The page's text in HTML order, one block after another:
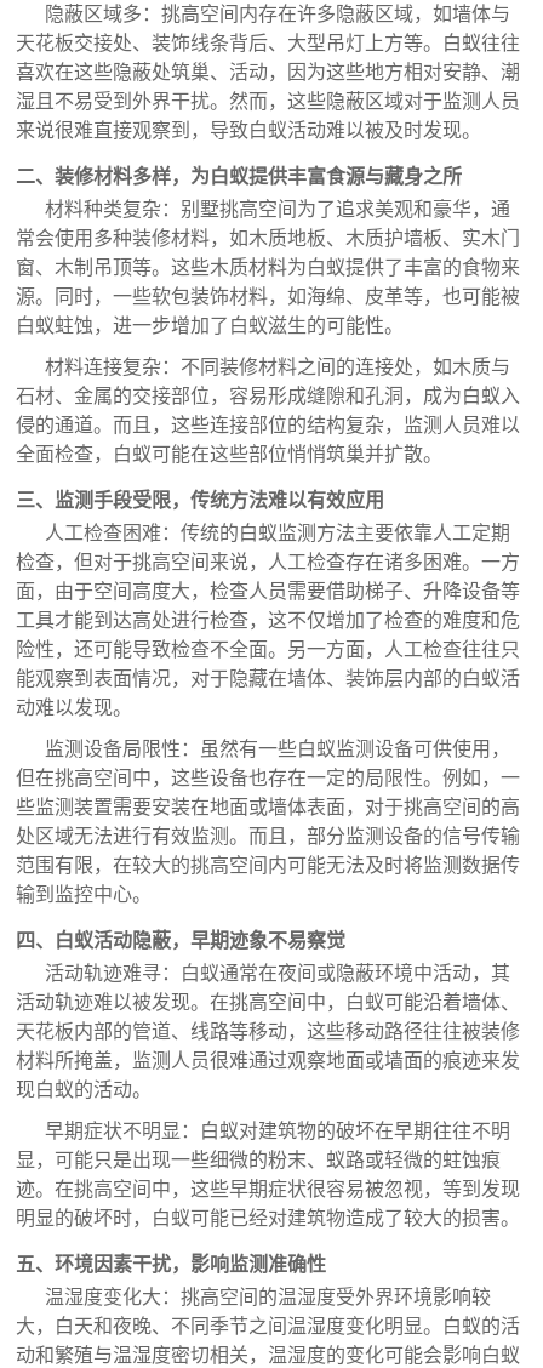
隐蔽区域多：挑高空间内存在许多隐蔽区域，如墙体与
天花板交接处、装饰线条背后、大型吊灯上方等。白蚁往往
喜欢在这些隐蔽处筑巢、活动，因为这些地方相对安静、潮
湿且不易受到外界干扰。然而，这些隐蔽区域对于监测人员
来说很难直接观察到，导致白蚁活动难以被及时发现。
二、装修材料多样，为白蚁提供丰富食源与藏身之所
材料种类复杂：别墅挑高空间为了追求美观和豪华，通
常会使用多种装修材料，如木质地板、木质护墙板、实木门
窗、木制吊顶等。这些木质材料为白蚁提供了丰富的食物来
源。同时，一些软包装饰材料，如海绵、皮革等，也可能被
白蚁蛀蚀，进一步增加了白蚁滋生的可能性。
材料连接复杂：不同装修材料之间的连接处，如木质与
石材、金属的交接部位，容易形成缝隙和孔洞，成为白蚁入
侵的通道。而且，这些连接部位的结构复杂，监测人员难以
全面检查，白蚁可能在这些部位悄悄筑巢并扩散。
三、监测手段受限，传统方法难以有效应用
人工检查困难：传统的白蚁监测方法主要依靠人工定期
检查，但对于挑高空间来说，人工检查存在诸多困难。一方
面，由于空间高度大，检查人员需要借助梯子、升降设备等
工具才能到达高处进行检查，这不仅增加了检查的难度和危
险性，还可能导致检查不全面。另一方面，人工检查往往只
能观察到表面情况，对于隐藏在墙体、装饰层内部的白蚁活
动难以发现。
监测设备局限性：虽然有一些白蚁监测设备可供使用，
但在挑高空间中，这些设备也存在一定的局限性。例如，一
些监测装置需要安装在地面或墙体表面，对于挑高空间的高
处区域无法进行有效监测。而且，部分监测设备的信号传输
范围有限，在较大的挑高空间内可能无法及时将监测数据传
输到监控中心。
四、白蚁活动隐蔽，早期迹象不易察觉
活动轨迹难寻：白蚁通常在夜间或隐蔽环境中活动，其
活动轨迹难以被发现。在挑高空间中，白蚁可能沿着墙体、
天花板内部的管道、线路等移动，这些移动路径往往被装修
材料所掩盖，监测人员很难通过观察地面或墙面的痕迹来发
现白蚁的活动。
早期症状不明显：白蚁对建筑物的破坏在早期往往不明
显，可能只是出现一些细微的粉末、蚁路或轻微的蛀蚀痕
迹。在挑高空间中，这些早期症状很容易被忽视，等到发现
明显的破坏时，白蚁可能已经对建筑物造成了较大的损害。
五、环境因素干扰，影响监测准确性
温湿度变化大：挑高空间的温湿度受外界环境影响较
大，白天和夜晚、不同季节之间温湿度变化明显。白蚁的活
动和繁殖与温湿度密切相关，温湿度的变化可能会影响白蚁